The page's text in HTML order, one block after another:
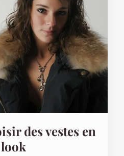
des vestes en